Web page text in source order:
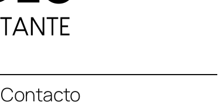
Contacto